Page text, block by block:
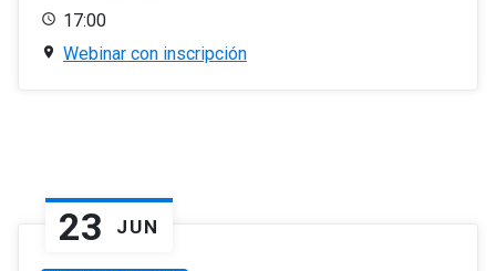
17:00
Webinar con inscripción
23 JUN